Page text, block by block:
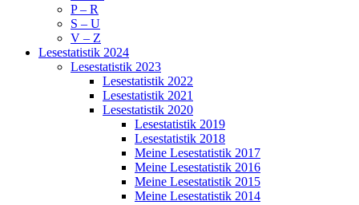
P – R
S – U
V – Z
Lesestatistik 2024
Lesestatistik 2023
Lesestatistik 2022
Lesestatistik 2021
Lesestatistik 2020
Lesestatistik 2019
Lesestatistik 2018
Meine Lesestatistik 2017
Meine Lesestatistik 2016
Meine Lesestatistik 2015
Meine Lesestatistik 2014